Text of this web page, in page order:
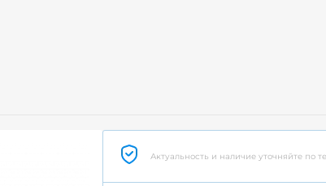
Актуальность и наличие уточняйте по